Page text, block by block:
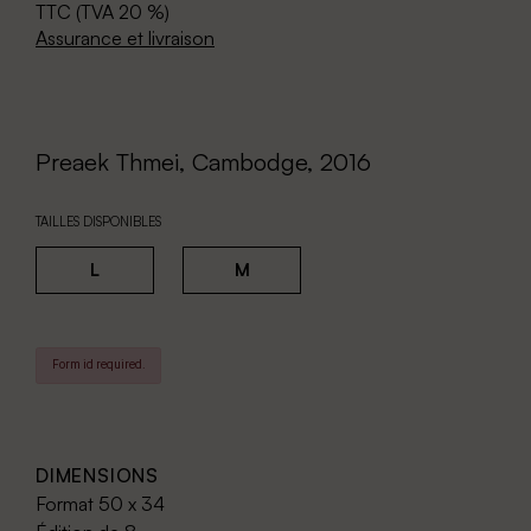
TTC (TVA 20 %)
Assurance et livraison
Preaek Thmei, Cambodge, 2016
TAILLES DISPONIBLES
L M
Form id required.
DIMENSIONS
Format 50 x 34